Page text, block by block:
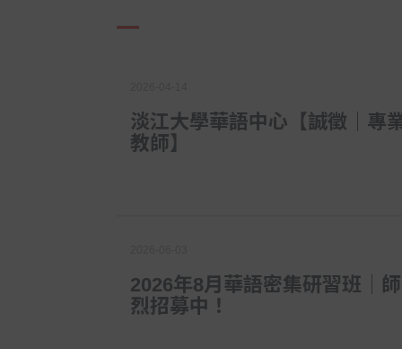
淡江大學華語中心【誠徵｜專
教師】
2026年8月華語密集研習班｜
烈招募中！